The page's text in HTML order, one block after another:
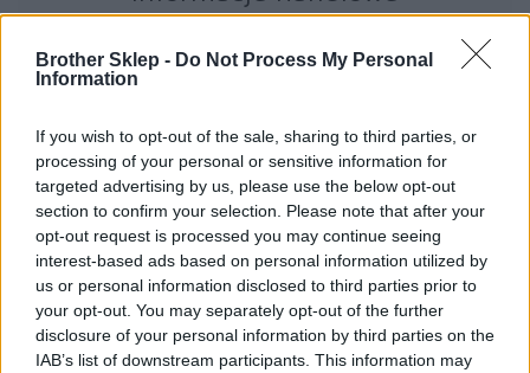
Brother Sklep - Do Not Process My Personal
Information
If you wish to opt-out of the sale, sharing to third parties, or
processing of your personal or sensitive information for
targeted advertising by us, please use the below opt-out
section to confirm your selection. Please note that after your
opt-out request is processed you may continue seeing
interest-based ads based on personal information utilized by
us or personal information disclosed to third parties prior to
your opt-out. You may separately opt-out of the further
disclosure of your personal information by third parties on the
IAB’s list of downstream participants. This information may
LC123VALBP
Dane producenta
Brother Central and Eastern Europe GmbH
Am Euro Platz 2/2/M1,
1120 Wiedeń, Austria
https://global.brother